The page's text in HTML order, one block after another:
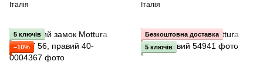
Італія
Італія
5 ключів
−10%
Безкоштовна доставка
5 ключів